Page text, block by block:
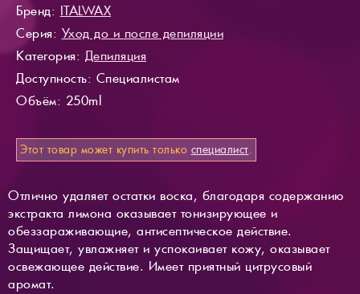
Бренд: ITALWAX
Серия: Уход до и после депиляции
Категория: Депиляция
Доступность: Специалистам
Объём: 250ml
Этот товар может купить только специалист.
Отлично удаляет остатки воска, благодаря содержанию
экстракта лимона оказывает тонизирующее и
обеззараживающие, антисептическое действие.
Защищает, увлажняет и успокаивает кожу, оказывает
освежающее действие. Имеет приятный цитрусовый
аромат.